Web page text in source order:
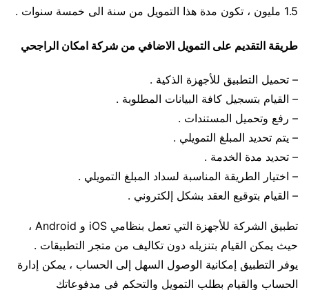
1.5 مليون ، تكون مدة هذا التمويل من سنة الى خمسة سنوات .
طريقة التقديم على التمويل الاضافي من شركة امكان الراجحي
– تحميل التطبيق للأجهزة الذكية .
– القيام بتسجيل كافة البيانات المطلوبة .
– رفع وتحميل المستندات .
– يتم تحديد المبلغ التمويلي .
– تحديد مدة الخدمة .
– اختيار الطريقة المناسبة لسداد المبلغ التمويلي .
– القيام بتوقيع العقد بشكل إلكتروني .
تطبيق الشركة للأجهزة التي تعمل بنظامي iOS و Android ،
حيث يمكن القيام بتنزيله دون تكاليف من متجر التطبيقات .
يوفر التطبيق إمكانية الوصول السهل إلى الحساب ، يمكن إدارة
الحساب والقيام بطلب التمويل والتحكم في مدفوعاتك